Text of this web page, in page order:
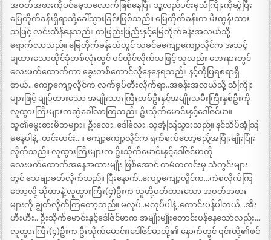
အဝတ်အစားကိုပင်မေ့သလောက်ဖြစ်နေပြီ။ သူ့လည်ပင်းမှသံကြိုးကိုဆွဲပြီး
မြေတိုက်ခန်းရှိရာသို့ခေါ်သွားခြင်းဖြစ်သည်။ မြေတိုက်ခန်းက မီးထွန်းထား
သဖြင့် လင်းထိန်နေသည်။ တဖြည်းဖြည်းနှင့်မြေတိုက်ခန်းအလယ်သို့
ရောက်လာသည်။ မြေတိုက်ခန်းထဲတွင် သခင်မကျော့ကျော့လှိုင်က အသင့်
ချထားသောထိုင်ခုံတစ်လုံးတွင် ဝင်ထိုင်လိုက်သဖြင့် သူလည်း ဘေးနားတွင်
လေးဖက်ထောက်ကာ ခွေးတစ်ကောင်လိုနေနေရသည်။ နင့်ကိုပြရစရာရှိ
တယ်…ကျော့ကျော့လှိုင်က လက်ခုပ်တီးလိုက်ရာ..အခန်းအလယ်သို့ သံကြိုး
များဖြင့် ချုပ်ထားသော အမျိုးသားကြီးတစ်ဦးနှင့်အမျိုးသမီးကြီးနှစ်ဦးကို
လူထွားကြီးများကဆွဲခေါ်လာကြသည်။ ဦးသိုက်မောင်းနှင့်ဒေါ်ဇင်မာ။
သူ၏မွေးစားမိဘများ။ ဦးလေး..ဒေါ်လေး..သူအံ့သြသွားသည်။ နင်သိပ်အံ့သြ
မနေပါနဲ့…ဟင်းဟင်း…။ ကျော့ကျော့လှိုင်က ရက်စက်တော့မည့်အပြုံးမျိုးပြုံး
လိုက်သည်။ လူထွားကြီးများက ဦးသိုက်မောင်းနှင့်ဒေါ်ဇင်မာကို
လေးဖက်ထောက်အနေအထားမျိုး ဖြစ်အောင် တမံတလင်းမှ သံကွင်းများ
တွင် သေချာခတ်လိုက်သည်။ ပြီးနောက်..ကျော့ကျော့လှိုင်က…ကဲစလိုက်ကြ
တော့လို့ ဆိုတာနဲ့ လူထွားကြီး(၄)ဦးက သူတို့ဝတ်ထားသော အဝတ်အစား
များကို ချွတ်လိုက်ကြတော့သည်။ မလုပ်..မလုပ်ပါနဲ့..တောင်းပန်ပါတယ်…အီး
ဟီးဟီး.. ဦးသိုက်မောင်းနှင့်ဒေါ်ဇင်မာက အမျိုးမျိုးတောင်းပန်နေသော်လည်း…
လူထွားကြီး(၄)ဦးက ဦးသိုက်မောင်း၊ဒေါ်ဇင်မာတို့၏ နောက်တွင် ၎င်းတို့၏ဖင်